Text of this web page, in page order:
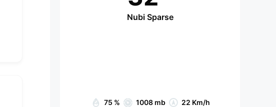
Nubi Sparse
75 % 1008 mb 22 Km/h